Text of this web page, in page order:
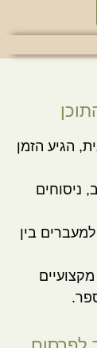
הגיע הזמן
ניסוחים
בין